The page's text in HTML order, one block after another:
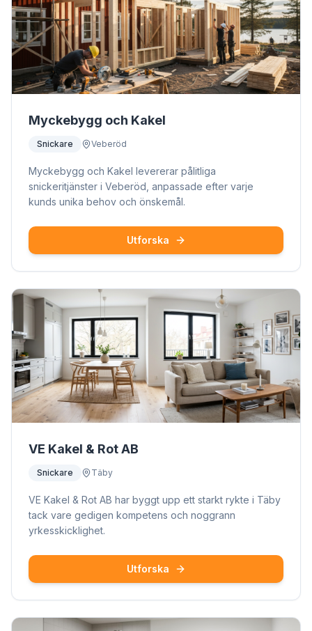
Myckebygg och Kakel
Snickare Veberöd
Myckebygg och Kakel levererar pålitliga
snickeritjänster i Veberöd, anpassade efter varje
kunds unika behov och önskemål.
Utforska
VE Kakel & Rot AB
Snickare Täby
VE Kakel & Rot AB har byggt upp ett starkt rykte i Täby
tack vare gedigen kompetens och noggrann
yrkesskicklighet.
Utforska